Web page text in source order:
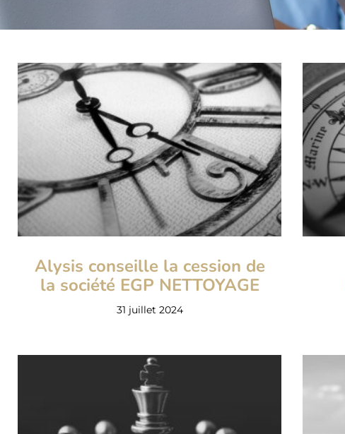
Alysis conseille la cession de
la société EGP NETTOYAGE
31 juillet 2024